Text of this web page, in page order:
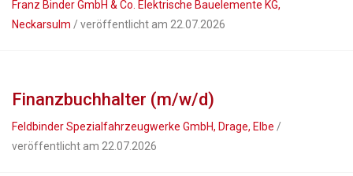
Franz Binder GmbH & Co. Elektrische Bauelemente KG,
Neckarsulm / veröffentlicht am 22.07.2026
Finanzbuchhalter (m/w/d)
Feldbinder Spezialfahrzeugwerke GmbH, Drage, Elbe /
veröffentlicht am 22.07.2026